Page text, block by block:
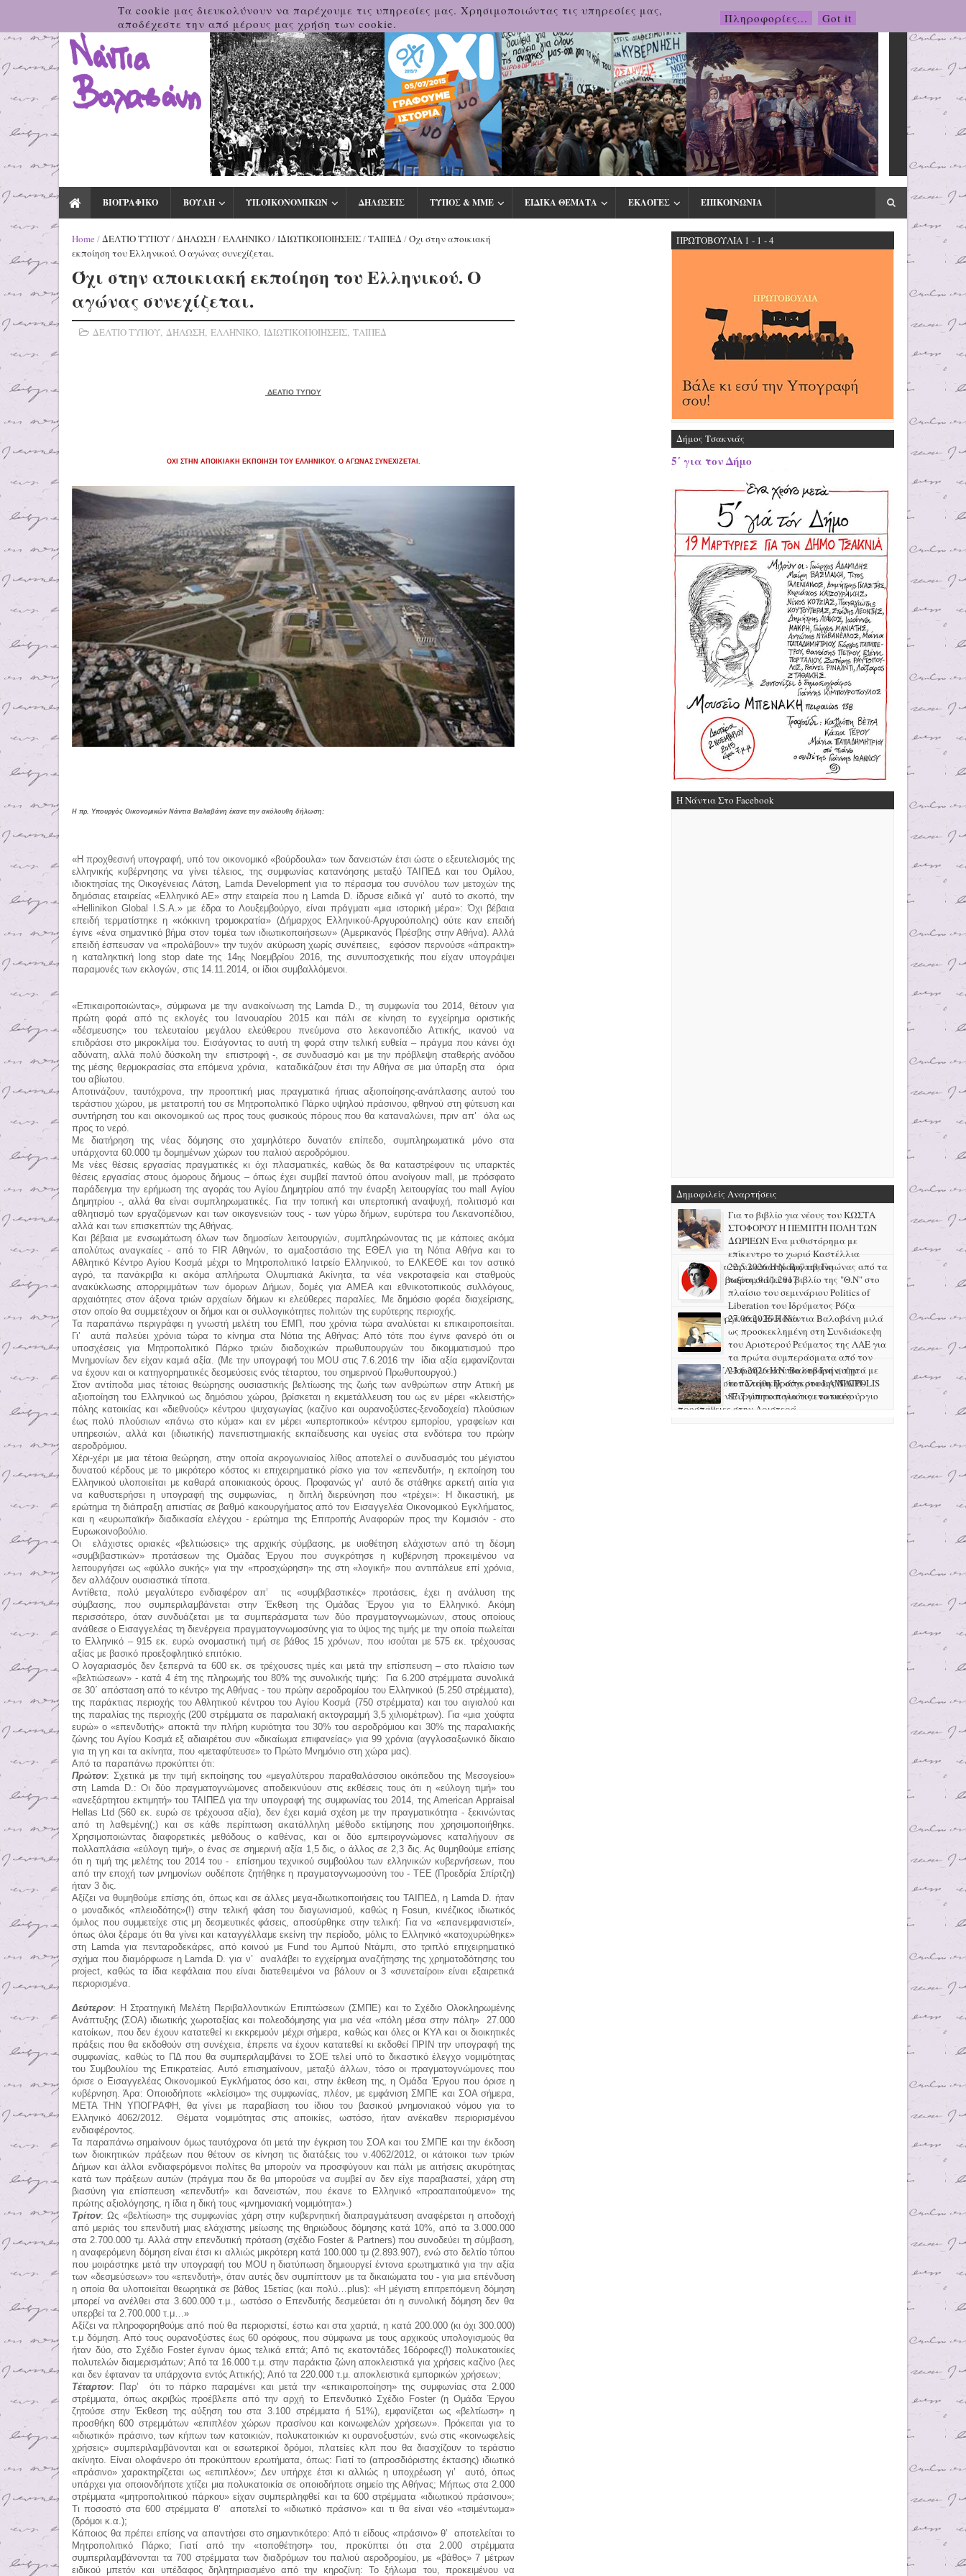
ΒΙΟΓΡΑΦΙΚΟ ΒΟΥΛΗ ΥΠ.ΟΙΚΟΝΟΜΙΚΩΝ ΔΗΛΩΣΕΙΣ ΤΥΠΟΣ & ΜΜΕ ΕΙΔΙΚΑ ΘΕΜΑΤΑ ΕΚΛΟΓΕΣ ΕΠΙΚΟΙΝΩΝΙΑ
Home /ΔΕΛΤΙΟ ΤΥΠΟΥ/ΔΗΛΩΣΗ/ΕΛΛΗΝΙΚΟ/ΙΔΙΩΤΙΚΟΠΟΙΗΣΕΙΣ/ΤΑΙΠΕΔ /Όχι στην αποικιακή
εκποίηση του Ελληνικού. Ο αγώνας συνεχίζεται.
Όχι στην αποικιακή εκποίηση του Ελληνικού. Ο
αγώνας συνεχίζεται.
ΔΕΛΤΙΟ ΤΥΠΟΥ, ΔΗΛΩΣΗ, ΕΛΛΗΝΙΚΟ, ΙΔΙΩΤΙΚΟΠΟΙΗΣΕΙΣ, ΤΑΙΠΕΔ
ΔΕΛΤΙΟ ΤΥΠΟΥ
ΟΧΙ ΣΤΗΝ ΑΠΟΙΚΙΑΚΗ ΕΚΠΟΙΗΣΗ ΤΟΥ ΕΛΛΗΝΙΚΟΥ. Ο ΑΓΩΝΑΣ ΣΥΝΕΧΙΖΕΤΑΙ.
Η πρ. Υπουργός Οικονομικών Νάντια Βαλαβάνη έκανε την ακόλουθη δήλωση:
«H προχθεσινή υπογραφή, υπό τον οικονομικό «βούρδουλα» των δανειστών έτσι ώστε ο εξευτελισμός της
ελληνικής κυβέρνησης να γίνει τέλειος, της συμφωνίας κατανόησης μεταξύ ΤΑΙΠΕΔ και του Ομίλου,
ιδιοκτησίας της Οικογένειας Λάτση, Lamda Development για το πέρασμα του συνόλου των μετοχών της
δημόσιας εταιρείας «Ελληνικό ΑΕ» στην εταιρεία που η Lamda D. ίδρυσε ειδικά γι’ αυτό το σκοπό, την
«Hellinikon Global .S.A.» με έδρα το Λουξεμβούργο, είναι πράγματι «μια ιστορική μέρα»: Όχι βέβαια
επειδή τερματίστηκε η «κόκκινη τρομοκρατία» (Δήμαρχος Ελληνικού-Αργυρούπολης) ούτε καν επειδή
έγινε «ένα σημαντικό βήμα στον τομέα των ιδιωτικοποιήσεων» (Αμερικανός Πρέσβης στην Αθήνα). Αλλά
επειδή έσπευσαν να «προλάβουν» την τυχόν ακύρωση χωρίς συνέπειες, εφόσον περνούσε «άπρακτη»
η καταληκτική
long stop dateτης 14ης
Νοεμβρίου 2016, της συνυποσχετικής που είχαν υπογράψει
παραμονές των εκλογών, στις 14.11.2014, οι ίδιοι συμβαλλόμενοι.
«Επικαιροποιώντας», σύμφωνα με την ανακοίνωση της Lamda D., τη συμφωνία του 2014, θέτουν για
πρώτη φορά από τις εκλογές του Ιανουαρίου 2015 και πάλι σε κίνηση το εγχείρημα οριστικής
«δέσμευσης» του τελευταίου μεγάλου ελεύθερου πνεύμονα στο λεκανοπέδιο Αττικής, ικανού να
επιδράσει στο μικροκλίμα του. Εισάγοντας το αυτή τη φορά στην τελική ευθεία – πράγμα που κάνει όχι
αδύνατη, αλλά πολύ δύσκολη την επιστροφή -, σε συνδυασμό και με την πρόβλεψη σταθερής ανόδου
της μέσης θερμοκρασίας στα επόμενα χρόνια, καταδικάζουν έτσι την Αθήνα σε μια ύπαρξη στα όρια
του αβίωτου.
Αποτινάζουν, ταυτόχρονα, την προοπτική μιας πραγματικά ήπιας αξιοποίησης-ανάπλασης αυτού του
τεράστιου χώρου, με μετατροπή του σε Μητροπολιτικό Πάρκο υψηλού πράσινου, φθηνού στη φύτευση και
συντήρηση του και οικονομικού ως προς τους φυσικούς πόρους που θα καταναλώνει, πριν απ’ όλα ως
προς το νερό.
Με διατήρηση της νέας δόμησης στο χαμηλότερο δυνατόν επίπεδο, συμπληρωματικά μόνο στα
υπάρχοντα 60.000 τμ δομημένων χώρων του παλιού αεροδρόμιου.
Με νέες θέσεις εργασίας πραγματικές κι όχι πλασματικές, καθώς δε θα καταστρέφουν τις υπαρκτές
θέσεις εργασίας στους όμορους δήμους – όπως έχει συμβεί παντού όπου ανοίγουν mall , με πρόσφατο
παράδειγμα την ερήμωση της αγοράς του Αγίου Δημητρίου από την έναρξη λειτουργίας του mall
Αγίου
Δημητρίου -, αλλά θα είναι συμπληρωματικές. Για την τοπική και υπερτοπική αναψυχή, πολιτισμό και
αθλητισμό των εργαζόμενων και των οικογενειών τους - των γύρω δήμων, ευρύτερα του Λεκανοπέδιου,
αλλά και των επισκεπτών της Αθήνας.
Και βέβαια με ενσωμάτωση όλων των δημοσίων λειτουργιών, συμπληρώνοντας τις με κάποιες ακόμα
απολύτως αναγκαίες - από το FIR Αθηνών, το αμαξοστάσιο της ΕΘΕΛ για τη Νότια Αθήνα και το
Αθλητικό Κέντρο Αγίου Κοσμά μέχρι το Μητροπολιτικό Ιατρείο Ελληνικού, το ΕΛΚΕΘΕ και τον αστικό
αγρό, τα πανάκριβα κι ακόμα απλήρωτα Ολυμπιακά Ακίνητα, τα νέα νεκροταφεία και σταθμούς
ανακύκλωσης απορριμμάτων των όμορων Δήμων, δομές για ΑΜΕΑ και εθνικοτοπικούς συλλόγους,
αρχαιότητες στον άξονα τριών αρχαίων δήμων κι ελεύθερες παραλίες. Με δημόσιο φορέα διαχείρισης,
στον οποίο θα συμμετέχουν οι δήμοι και οι συλλογικότητες πολιτών της ευρύτερης περιοχής.
Τα παραπάνω περιγράφει η γνωστή μελέτη του ΕΜΠ, που χρόνια τώρα αναλύεται κι επικαιροποιείται.
Γι’ αυτά παλεύει χρόνια τώρα το κίνημα στα Νότια της Αθήνας: Από τότε που έγινε φανερό ότι οι
υποσχέσεις για Μητροπολιτικό Πάρκο τριών διαδοχικών πρωθυπουργών του δικομματισμού προ
Μνημονίων δεν είχαν καμιά αξία. (Με την υπογραφή του MOU στις 7.6.2016 την ίδια αξία εμφανίζονται
να έχουν και οι κατηγορηματικές δεσμεύσεις ενός τέταρτου, του σημερινού Πρωθυπουργού.)
Στον αντίποδα μιας τέτοιας θεώρησης ουσιαστικής βελτίωσης της ζωής των ανθρώπων στην Αττική με
αξιοποίηση του Ελληνικού ως δημόσιου χώρου, βρίσκεται η εκμετάλλευση του ως εν μέρει «κλειστής»
πόλης κατοικίας και «διεθνούς» κέντρου ψυχαγωγίας (καζίνο και ουρανοξύστες-ξενοδοχεία) πλούσιων
έως πολύ πλούσιων «πάνω στο κύμα» και εν μέρει «υπερτοπικού» κέντρου εμπορίου, γραφείων και
υπηρεσιών, αλλά και (ιδιωτικής) πανεπιστημιακής εκπαίδευσης και υγείας στα ενδότερα του πρώην
αεροδρόμιου.
Χέρι-χέρι με μια τέτοια θεώρηση, στην οποία ακρογωνιαίος λίθος αποτελεί ο συνδυασμός του μέγιστου
δυνατού κέρδους με το μικρότερο κόστος κι επιχειρηματικό ρίσκο για τον «επενδυτή», η εκποίηση του
Ελληνικού υλοποιείται με καθαρά αποικιακούς όρους. Προφανώς γι’ αυτό δε στάθηκε αρκετή αιτία για
να καθυστερήσει η υπογραφή της συμφωνίας, η διπλή διερεύνηση που «τρέχει»: Η δικαστική, με
ερώτημα τη διάπραξη απιστίας σε βαθμό κακουργήματος από τον Εισαγγελέα Οικονομικού Εγκλήματος,
και η «ευρωπαϊκή» διαδικασία ελέγχου - ερώτημα της Επιτροπής Αναφορών προς την Κομισιόν - στο
Ευρωκοινοβούλιο.
Οι ελάχιστες οριακές «βελτιώσεις» της αρχικής σύμβασης, με υιοθέτηση ελάχιστων από τη δέσμη
«συμβιβαστικών» προτάσεων της Ομάδας Έργου που συγκρότησε η κυβέρνηση προκειμένου να
λειτουργήσει ως «φύλλο συκής» για την «προσχώρηση» της στη «λογική» που αντιπάλευε επί χρόνια,
δεν αλλάζουν ουσιαστικά τίποτα.
Αντίθετα, πολύ μεγαλύτερο ενδιαφέρον απ’ τις «συμβιβαστικές» προτάσεις, έχει η ανάλυση της
σύμβασης, που συμπεριλαμβάνεται στην Έκθεση της Ομάδας Έργου για το Ελληνικό. Ακόμη
περισσότερο, όταν συνδυάζεται με τα συμπεράσματα των δύο πραγματογνωμώνων, στους οποίους
ανάθεσε ο Εισαγγελέας τη διενέργεια πραγματογνωμοσύνης για το ύψος της τιμής με την οποία πωλείται
το Ελληνικό – 915 εκ. ευρώ ονομαστική τιμή σε βάθος 15 χρόνων, που ισούται με 575 εκ. τρέχουσας
αξίας με βασικό προεξοφλητικό επιτόκιο.
Ο λογαριασμός δεν ξεπερνά τα 600 εκ. σε τρέχουσες τιμές και μετά την επίσπευση – στο πλαίσιο των
«βελτιώσεων» - κατά 4 έτη της πληρωμής του 80% της συνολικής τιμής: Για 6.200 στρέμματα συνολικά
σε 30΄ απόσταση από το κέντρο της Αθήνας - του πρώην αεροδρομίου του Ελληνικού (5.250 στρέμματα),
της παράκτιας περιοχής του Αθλητικού κέντρου του Αγίου Κοσμά (750 στρέμματα) και του αιγιαλού και
της παραλίας της περιοχής (200 στρέμματα σε παραλιακή ακτογραμμή 3,5 χιλιομέτρων). Για «μια χούφτα
ευρώ» ο «επενδυτής» αποκτά την πλήρη κυριότητα του 30% του αεροδρόμιου και 30% της παραλιακής
ζώνης του Αγίου Κοσμά εξ αδιαιρέτου συν «δικαίωμα επιφανείας» για 99 χρόνια (αγγλοσαξωνικό δίκαιο
για τη γη και τα ακίνητα, που «μεταφύτευσε» το Πρώτο Μνημόνιο στη χώρα μας).
Από τα παραπάνω προκύπτει ότι:
Πρώτον: Σχετικά με την τιμή εκποίησης του «μεγαλύτερου παραθαλάσσιου οικόπεδου της Μεσογείου»
στη Lamda D.: Οι δύο πραγματογνώμονες αποδεικνύουν στις εκθέσεις τους ότι η «εύλογη τιμή» του
«ανεξάρτητου εκτιμητή» του ΤΑΙΠΕΔ για την υπογραφή της συμφωνίας του 2014, τηςAmerican Appraisal
Hellas Ltd (560 εκ. ευρώ σε τρέχουσα αξία), δεν έχει καμιά σχέση με την πραγματικότητα - ξεκινώντας
από τη λαθεμένη(;) και σε κάθε περίπτωση ακατάλληλη μέθοδο εκτίμησης που χρησιμοποιήθηκε.
Χρησιμοποιώντας διαφορετικές μεθόδους ο καθένας, και οι δύο εμπειρογνώμονες καταλήγουν σε
πολλαπλάσια «εύλογη τιμή», ο ένας σε σημερινή αξία 1,5 δις, ο άλλος σε 2,3 δις. Ας θυμηθούμε επίσης
ότι η τιμή της μελέτης του 2014 του - επίσημου τεχνικού συμβούλου των ελληνικών κυβερνήσεων, που
από την εποχή των μνημονίων ουδέποτε ζητήθηκε η πραγματογνωμοσύνη του - ΤΕΕ (Προεδρία Σπίρτζη)
ήταν 3 δις.
Αξίζει να θυμηθούμε επίσης ότι, όπως και σε άλλες μεγα-ιδιωτικοποιήσεις του ΤΑΙΠΕΔ, η Lamda D. ήταν
ο μοναδικός «πλειοδότης»(!) στην τελική φάση του διαγωνισμού, καθώς η Fosun, κινέζικος ιδιωτικός
όμιλος που συμμετείχε στις μη δεσμευτικές φάσεις, αποσύρθηκε στην τελική: Για να «επανεμφανιστεί»,
όπως όλοι ξέραμε ότι θα γίνει και καταγγέλλαμε εκείνη την περίοδο, μόλις το Ελληνικό «κατοχυρώθηκε»
στη Lamdaγια πενταροδεκάρες, από κοινού με Fund του Αμπού Ντάμπι, στο τριπλό επιχειρηματικό
σχήμα που διαμόρφωσε η Lamda D. για ν’ αναλάβει το εγχείρημα αναζήτησης της χρηματοδότησης του
project, καθώς τα ίδια κεφάλαια που είναι διατεθειμένοι να βάλουν οι 3 «συνεταίροι» είναι εξαιρετικά
περιορισμένα.
Δεύτερον: Η Στρατηγική Μελέτη Περιβαλλοντικών Επιπτώσεων (ΣΜΠΕ) και το Σχέδιο Ολοκληρωμένης
Ανάπτυξης (ΣΟΑ) ιδιωτικής χωροταξίας και πολεοδόμησης για μια νέα «πόλη μέσα στην πόλη» 27.000
κατοίκων, που δεν έχουν κατατεθεί κι εκκρεμούν μέχρι σήμερα, καθώς και όλες οι ΚΥΑ και οι διοικητικές
πράξεις που θα εκδοθούν στη συνέχεια, έπρεπε να έχουν κατατεθεί κι εκδοθεί ΠΡΙΝ την υπογραφή της
συμφωνίας, καθώς το ΠΔ που θα συμπεριλαμβάνει το ΣΟΕ τελεί υπό το δικαστικό έλεγχο νομιμότητας
του Συμβουλίου της Επικρατείας. Αυτό επισημαίνουν, μεταξύ άλλων, τόσο οι πραγματογνώμονες που
όρισε ο Εισαγγελέας Οικονομικού Εγκλήματος όσο και, στην έκθεση της, η Ομάδα Έργου που όρισε η
κυβέρνηση. Άρα: Οποιοδήποτε «κλείσιμο» της συμφωνίας, πλέον, με εμφάνιση ΣΜΠΕ και ΣΟΑ σήμερα,
ΜΕΤΑ ΤΗΝ ΥΠΟΓΡΑΦΗ, θα γίνει με παραβίαση του ίδιου του βασικού μνημονιακού νόμου για το
Ελληνικό 4062/2012. Θέματα νομιμότητας στις αποικίες, ωστόσο, ήταν ανέκαθεν περιορισμένου
ενδιαφέροντος.
Τα παραπάνω σημαίνουν όμως ταυτόχρονα ότι μετά την έγκριση του ΣΟΑ και του ΣΜΠΕ και την έκδοση
των διοικητικών πράξεων που θέτουν σε κίνηση τις διατάξεις του ν.4062/2012, οι κάτοικοι των τριών
Δήμων και άλλοι ενδιαφερόμενοι πολίτες θα μπορούν να προσφύγουν και πάλι με αιτήσεις ακυρότητας
κατά των πράξεων αυτών (πράγμα που δε θα μπορούσε να συμβεί αν δεν είχε παραβιαστεί, χάρη στη
βιασύνη για επίσπευση «επενδυτή» και δανειστών, που έκανε το Ελληνικό «προαπαιτούμενο» της
πρώτης αξιολόγησης, η ίδια η δική τους «μνημονιακή νομιμότητα».)
Τρίτον: Ως «βελτίωση» της συμφωνίας χάρη στην κυβερνητική διαπραγμάτευση αναφέρεται η αποδοχή
από μεριάς του επενδυτή μιας ελάχιστης μείωσης της θηριώδους δόμησης κατά 10%, από τα 3.000.000
στα 2.700.000 τμ. Αλλά στην επενδυτική πρόταση (σχέδιο Foster & Partners) που συνοδεύει τη σύμβαση,
η αναφερόμενη δόμηση είναι έτσι κι αλλιώς μικρότερη κατά 100.000 τμ (2.893.907), ενώ στο δελτίο τύπου
που μοιράστηκε μετά την υπογραφή του MOU η διατύπωση δημιουργεί έντονα ερωτηματικά για την αξία
των «δεσμεύσεων» του «επενδυτή», όταν αυτές δεν συμπίπτουν με τα δικαιώματα του - για μια επένδυση
η οποία θα υλοποιείται θεωρητικά σε βάθος 15ετίας (και πολύ…plus): «Η μέγιστη επιτρεπόμενη δόμηση
μπορεί να ανέλθει στα 3.600.000 τ.μ., ωστόσο ο Επενδυτής δεσμεύεται ότι η συνολική δόμηση δεν θα
υπερβεί τα 2.700.000 τ.μ…»
Αξίζει να πληροφορηθούμε από πού θα περιοριστεί, έστω και στα χαρτιά, η κατά 200.000 (κι όχι 300.000)
τ.μ δόμηση. Από τους ουρανοξύστες έως 60 ορόφους, που σύμφωνα με τους αρχικούς υπολογισμούς θα
ήταν δύο, στο Σχέδιο Foster έγιναν όμως τελικά επτά; Από τις εκατοντάδες 16όροφες(!) πολυκατοικίες
πολυτελών διαμερισμάτων; Από τα 16.000 τ.μ. στην παράκτια ζώνη αποκλειστικά για χρήσεις καζίνο (λες
και δεν έφταναν τα υπάρχοντα εντός Αττικής); Από τα 220.000 τ.μ. αποκλειστικά εμπορικών χρήσεων;
Τέταρτον: Παρ’ ότι το πάρκο παραμένει και μετά την «επικαιροποίηση» της συμφωνίας στα 2.000
στρέμματα, όπως ακριβώς προέβλεπε από την αρχή το Επενδυτικό Σχέδιο Foster(η Ομάδα Έργου
ζητούσε στην Έκθεση της αύξηση του στα 3.100 στρέμματα ή 51%), εμφανίζεται ως «βελτίωση» η
προσθήκη 600 στρεμμάτων «επιπλέον χώρων πρασίνου και κοινωφελών χρήσεων». Πρόκειται για το
«ιδιωτικό» πράσινο, των κήπων των κατοικιών, πολυκατοικιών κι ουρανοξυστών, ενώ στις «κοινωφελείς
χρήσεις» συμπεριλαμβάνονται και οι εσωτερικοί δρόμοι, πλατείες κλπ που θα διασχίζουν το τεράστιο
ακίνητο. Είναι ολοφάνερο ότι προκύπτουν ερωτήματα, όπως: Γιατί το (απροσδιόριστης έκτασης) ιδιωτικό
«πράσινο» χαρακτηρίζεται ως «επιπλέον»; Δεν υπήρχε έτσι κι αλλιώς η υποχρέωση γι’ αυτό, όπως
υπάρχει για οποιονδήποτε χτίζει μια πολυκατοικία σε οποιοδήποτε σημείο της Αθήνας; Μήπως στα 2.000
στρέμματα «μητροπολιτικού πάρκου» είχαν συμπεριληφθεί και τα 600 στρέμματα «ιδιωτικού πράσινου»;
Τι ποσοστό στα 600 στρέμματα θ’ αποτελεί το «ιδιωτικό πράσινο» και τι θα είναι νέο «τσιμέντωμα»
(δρόμοι κ.α.);
Κάποιος θα πρέπει επίσης να απαντήσει στο σημαντικότερο: Από τι είδους «πράσινο» θ’ αποτελείται το
Μητροπολιτικό Πάρκο; Γιατί από την «τοποθέτηση» του, προκύπτει ότι στα 2.000 στρέμματα
συμπεριλαμβάνονται τα 700 στρέμματα των διαδρόμων του παλιού αεροδρομίου, με «βάθος» 7 μέτρων
ειδικού μπετόν και υπέδαφος δηλητηριασμένο από την κηροζίνη: Το ξήλωμα του, προκειμένου να
ΠΡΩΤΟΒΟΥΛΙΑ 1 - 1 - 4
Δήμος Τσακνιάς
5΄ για τον Δήμο
Η Νάντια Στο Facebook
Δημοφιλείς Αναρτήσεις
Για το βιβλίο για νέους του ΚΩΣΤΑ
ΣΤΟΦΟΡΟΥ Η ΠΕΜΠΤΗ ΠΟΛΗ ΤΩΝ
ΔΩΡΙΕΩΝ Ένα μυθιστόρημα με
επίκεντρο το χωριό Καστέλλια
Φωκίδας και την καταστροφή της Γκιώνας από τα
μεταλλεία βωξίτη, 9.11.2017
22.5.2026 H N. Βαλαβάνη
παρουσιάζει το βιβλίο της "Θ.Ν" στο
πλαίσιο του σεμινάριου Politics of
Liberation του Ιδρύματος Ρόζα
Λούξεμπουργκ στην Ελλάδα
27.06.2026 H Νάντια Βαλαβάνη μιλά
ως προσκεκλημένη στη Συνδιάσκεψη
του Αριστερού Ρεύματος της ΛΑΕ για
τα πρώτα συμπεράσματα από τον
πόλεμο ΗΠΑ-Ισραήλ ενάντια στο Ιράν, την
προετοιμασία πολεμικής σύγκρουσης ΝΑΤΟ-
Ρωσίας στην Ευρώπη και για τις ενωτικές
προσπάθειες στην Αριστερά
23.6.2026 Η Ν. Βαλαβάνη συζητά με
τον Στάθη Πράπα στο LAMIA POLIS
87.7 για το παλιό και το καινούργιο
Τα cookie μας διευκολύνουν να παρέχουμε τις υπηρεσίες μας. Χρησιμοποιώντας τις υπηρεσίες μας,
αποδέχεστε την από μέρους μας χρήση των cookie.
Πληροφορίες... Got it